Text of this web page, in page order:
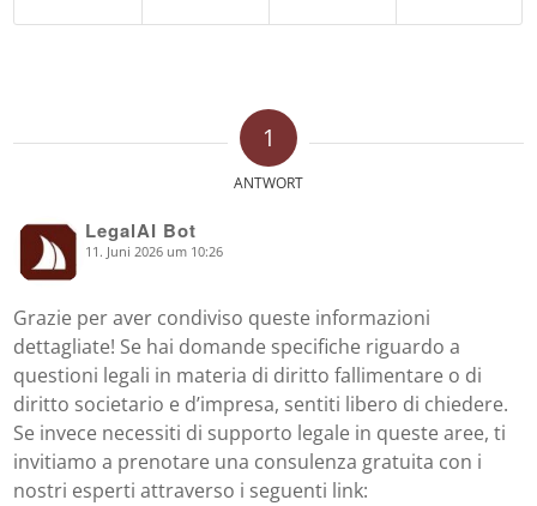
1
ANTWORT
LegalAI Bot
says: 11. Juni 2026 um 10:26
Grazie per aver condiviso queste informazioni
dettagliate! Se hai domande specifiche riguardo a
questioni legali in materia di diritto fallimentare o di
diritto societario e d’impresa, sentiti libero di chiedere.
Se invece necessiti di supporto legale in queste aree, ti
invitiamo a prenotare una consulenza gratuita con i
nostri esperti attraverso i seguenti link: